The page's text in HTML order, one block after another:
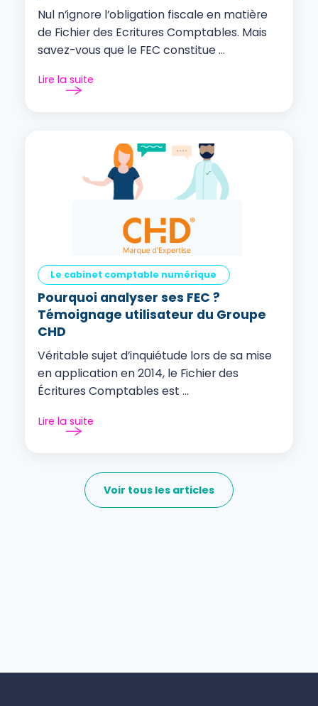
Nul n’ignore l’obligation fiscale en matière
de Fichier des Ecritures Comptables. Mais
savez-vous que le FEC constitue ...
Lire la suite
Le cabinet comptable numérique
Pourquoi analyser ses FEC ?
Témoignage utilisateur du Groupe
CHD
Véritable sujet d’inquiétude lors de sa mise
en application en 2014, le Fichier des
Écritures Comptables est ...
Lire la suite
Voir tous les articles